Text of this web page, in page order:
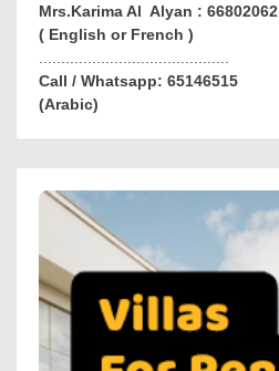
Mrs.Karima Al Alyan : 66802062
( English or French )
Call / Whatsapp: 65146515
(Arabic)